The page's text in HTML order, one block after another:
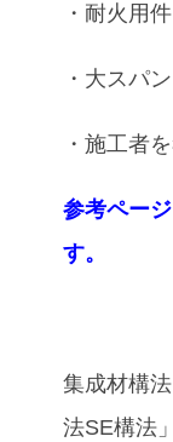
・耐火用
・大スパ
・施工者
参考ペー
す。
集成材構
法SE構法